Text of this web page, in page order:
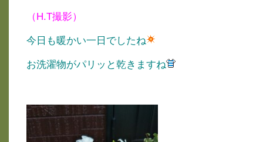
（H.T撮影）
今日も暖かい一日でしたね
お洗濯物がパリッと乾きますね